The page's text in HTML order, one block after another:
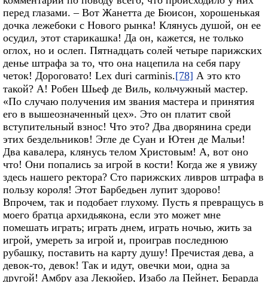
перед глазами. – Вот Жанетта де Бюисон, хорошенькая
дочка лежебоки с Нового рынка! Клянусь душой, он ее
осудил, этот старикашка! Да он, кажется, не только
оглох, но и ослеп. Пятнадцать солей четыре парижских
денье штрафа за то, что она нацепила на себя пару
четок! Дороговато! Lex duri carminis.[78] А это кто
такой? А! Робен Шьеф де Виль, кольчужный мастер.
«По случаю получения им звания мастера и принятия
его в вышеозначенный цех». Это он платит свой
вступительный взнос! Что это? Два дворянина среди
этих бездельников! Эгле де Суан и Ютен де Мальи!
Два кавалера, клянусь телом Христовым! А, вот оно
что! Они попались за игрой в кости! Когда же я увижу
здесь нашего ректора? Сто парижских ливров штрафа в
пользу короля! Этот Барбедьен лупит здорово!
Впрочем, так и подобает глухому. Пусть я превращусь в
моего братца архидьякона, если это может мне
помешать играть; играть днем, играть ночью, жить за
игрой, умереть за игрой и, проиграв последнюю
рубашку, поставить на карту душу! Пречистая дева, а
девок‑то, девок! Так и идут, овечки мои, одна за
другой! Амбру аза Лекюйер, Изабо ла Пейнет, Берарда